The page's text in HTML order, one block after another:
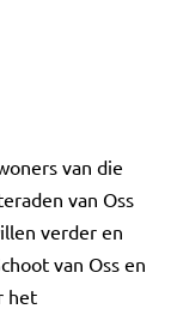
van die
van Oss
verder en
van Oss en
het